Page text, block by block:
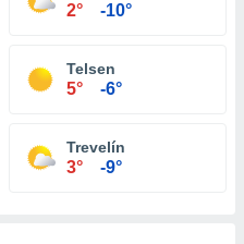
2° -10°
Telsen
5° -6°
Trevelín
3° -9°